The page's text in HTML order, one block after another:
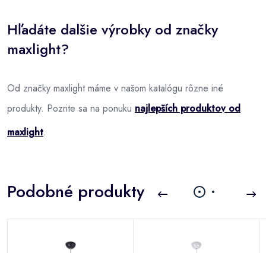
Hľadáte dalšie výrobky od značky
maxlight?
Od značky maxlight máme v našom katalógu rôzne iné
produkty. Pozrite sa na ponuku najlepších produktov od
maxlight.
Podobné produkty